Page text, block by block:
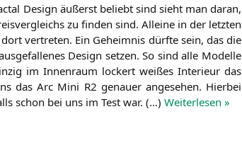
Design äußerst beliebt sind sieht man dar­an,
zu fin­den sind. Allei­ne in der letz­ten
ver­tre­ten. Ein Geheim­nis dürf­te sein, das die
Design set­zen. So sind alle Model­le
im Innen­raum lockert wei­ßes Inte­ri­eur das
das Arc Mini R2 genau­er ange­se­hen. Hier­bei
schon bei uns im Test war. (…) Wei­ter­le­sen »